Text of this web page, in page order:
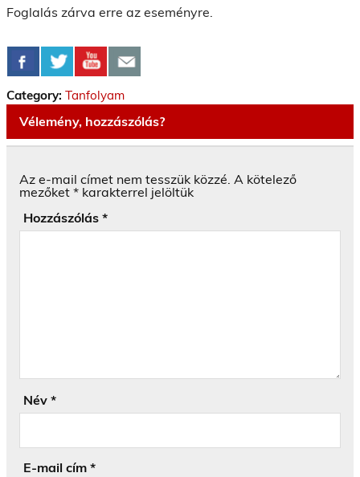
Foglalás zárva erre az eseményre.
Category: Tanfolyam
Vélemény, hozzászólás?
Az e-mail címet nem tesszük közzé. A kötelező
mezőket * karakterrel jelöltük
Hozzászólás *
Név *
E-mail cím *